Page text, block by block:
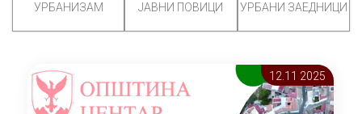
УРБАНИЗАМ ЈАВНИ ПОВИЦИ УРБАНИ ЗАЕДНИЦИ
12.11 2025